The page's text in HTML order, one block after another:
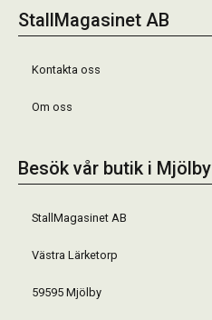
StallMagasinet AB
Kontakta oss
Om oss
Besök vår butik i Mjölby
StallMagasinet AB
Västra Lärketorp
59595 Mjölby